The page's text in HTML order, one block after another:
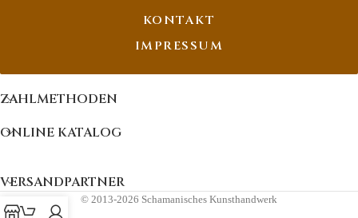
KONTAKT
IMPRESSUM
ZAHLMETHODEN
ONLINE KATALOG
VERSANDPARTNER
© 2013-2026 Schamanisches Kunsthandwerk